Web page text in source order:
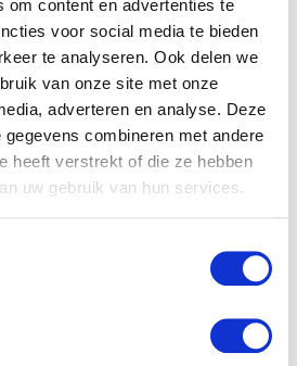
om content en advertenties te
voor social media te bieden
te analyseren. Ook delen we
van onze site met onze
adverteren en analyse. Deze
combineren met andere
heeft verstrekt of die ze hebben
uw gebruik van hun services.